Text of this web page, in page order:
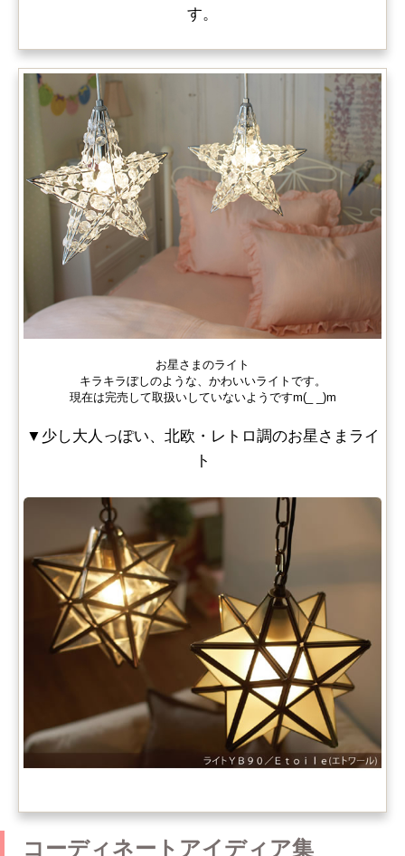
す。
お星さまのライト
キラキラぼしのような、かわいいライトです。
現在は完売して取扱いしていないようですm(_ _)m
▼少し大人っぽい、北欧・レトロ調のお星さまライ
ト
コーディネートアイディア集